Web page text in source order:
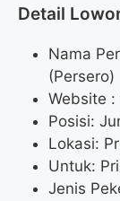
Detail
Nama
(Persero)
Website :
Posisi:
Lokasi:
Untuk:
Jenis